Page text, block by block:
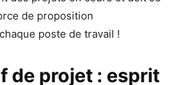
de proposition
poste de travail !
de projet : esprit